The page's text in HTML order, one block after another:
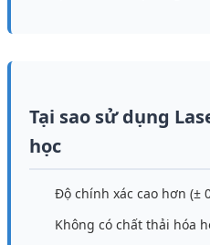
Tại sao sử dụng
học
Độ chính xác cao hơn (±
Không có chất thải hóa